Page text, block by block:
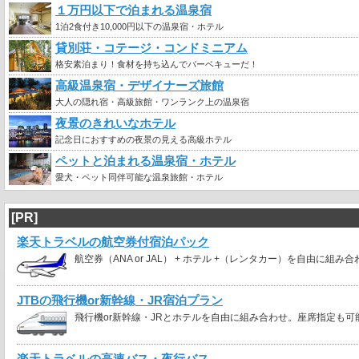
１万円以下で泊まれる温泉宿
1泊2食付き10,000円以下の温泉宿・ホテル
貸別荘・コテージ・コンドミニアム
格安素泊まり！食材を持ち込んでバーベキューだ！
高級温泉宿・デザイナーズ旅館
大人の隠れ宿・高級旅館・ワンランク上の温泉宿
夜景のきれいなホテル
記念日におすすめの夜景の見える高級ホテル
ペットと泊まれる温泉宿・ホテル
愛犬・ペット同伴可能な温泉旅館・ホテル
[PR]
楽天トラベルの航空券付宿泊パック
航空券（ANA or JAL） + ホテル +（レンタカー）を自由に組み合
JTBの飛行機or新幹線・JR宿泊プラン
飛行機or新幹線・JRとホテルを自由に組み合わせ。座席指定も可